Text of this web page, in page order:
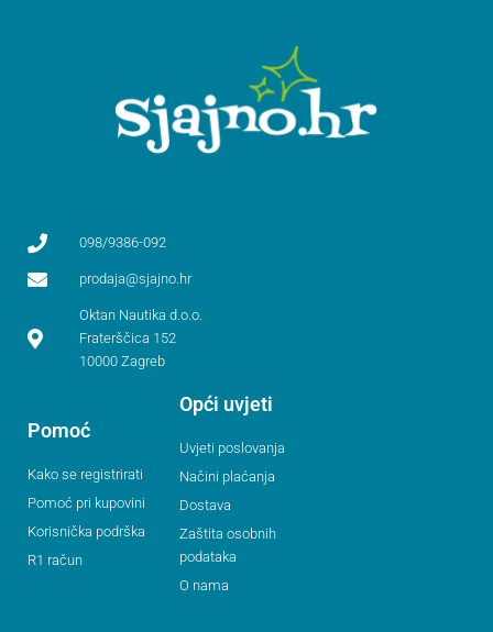
098/9386-092
prodaja@sjajno.hr
Oktan Nautika d.o.o.
Fraterščica 152
10000 Zagreb
Pomoć
Kako se registrirati
Pomoć pri kupovini
Korisnička podrška
R1 račun
Opći uvjeti
Uvjeti poslovanja
Načini plaćanja
Dostava
Zaštita osobnih
podataka
O nama